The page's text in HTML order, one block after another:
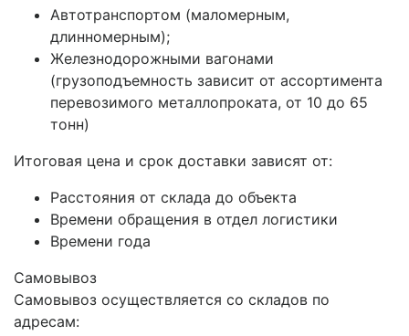
Автотранспортом (маломерным,
длинномерным);
Железнодорожными вагонами
(грузоподъемность зависит от ассортимента
перевозимого металлопроката, от 10 до 65
тонн)
Итоговая цена и срок доставки зависят от:
Расстояния от склада до объекта
Времени обращения в отдел логистики
Времени года
Самовывоз
Самовывоз осуществляется со складов по
адресам: